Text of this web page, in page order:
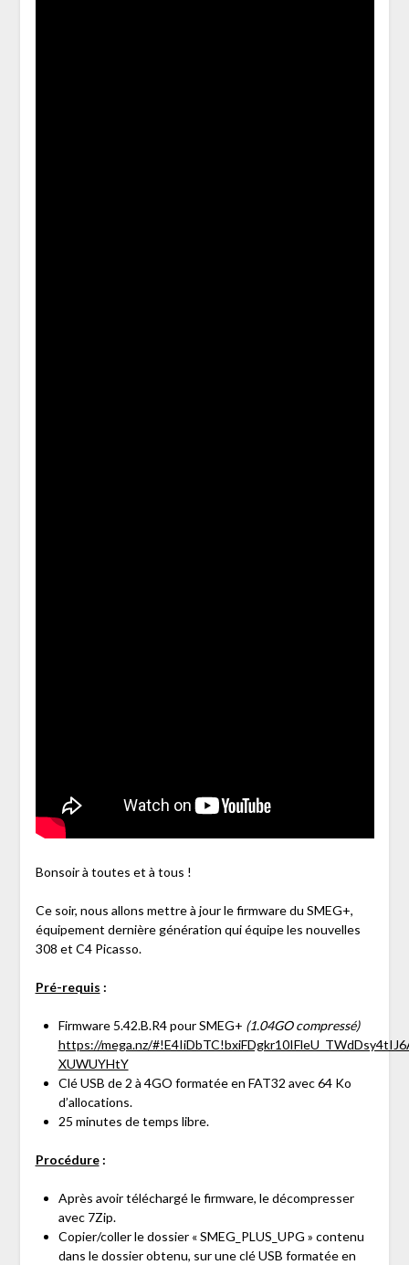
Bonsoir à toutes et à tous !
Ce soir, nous allons mettre à jour le firmware du SMEG+,
équipement dernière génération qui équipe les nouvelles
308 et C4 Picasso.
Pré-requis :
Firmware 5.42.B.R4 pour SMEG+ (1.04GO compressé)
https://mega.nz/
XUWUYHtY
Clé USB de 2 à 4GO formatée en FAT32 avec 64 Ko
d’allocations.
25 minutes de temps libre.
Procédure:
Après avoir téléchargé le firmware, le décompresser
avec 7Zip.
Copier/coller le dossier « SMEG_PLUS_UPG » contenu
dans le dossier obtenu, sur une clé USB formatée en